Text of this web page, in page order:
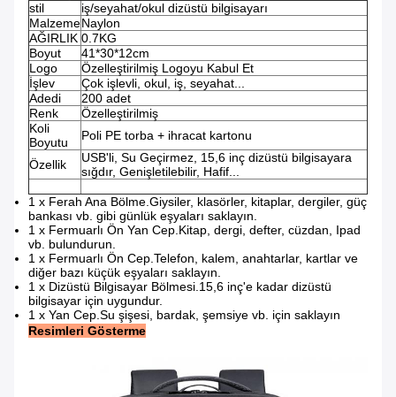
stil
iş/seyahat/okul dizüstü bilgisayarı
MalzemeNaylon
AĞIRLIK 0.7KG
Boyut
41*30*12cm
Logo
Özelleştirilmiş Logoyu Kabul Et
İşlev
Çok işlevli, okul, iş, seyahat...
Adedi
200 adet
Renk
Özelleştirilmiş
Koli
Boyutu
Poli PE torba + ihracat kartonu
Özellik
USB'li, Su Geçirmez, 15,6 inç dizüstü bilgisayara
sığdır, Genişletilebilir, Hafif...
1 x Ferah Ana Bölme.Giysiler, klasörler, kitaplar, dergiler, güç
bankası vb. gibi günlük eşyaları saklayın.
1 x Fermuarlı Ön Yan Cep.Kitap, dergi, defter, cüzdan, Ipad
vb. bulundurun.
1 x Fermuarlı Ön Cep.Telefon, kalem, anahtarlar, kartlar ve
diğer bazı küçük eşyaları saklayın.
1 x Dizüstü Bilgisayar Bölmesi.15,6 inç'e kadar dizüstü
bilgisayar için uygundur.
1 x Yan Cep.Su şişesi, bardak, şemsiye vb. için saklayın
Resimleri Gösterme